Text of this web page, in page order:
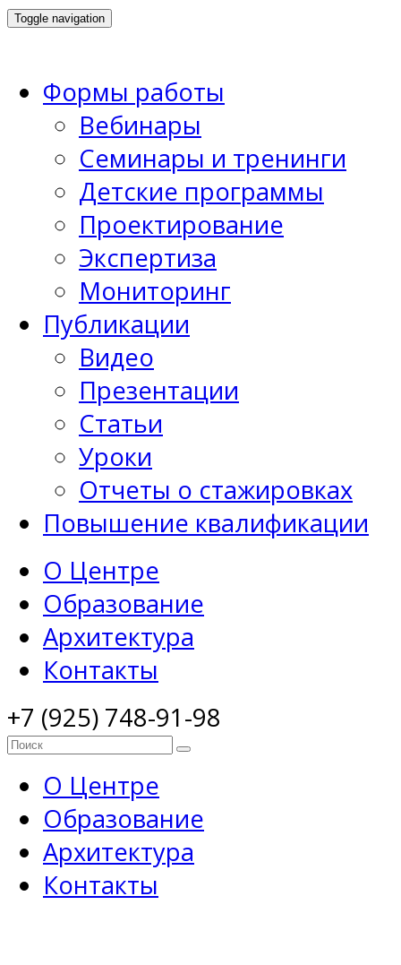
Toggle navigation
Формы работы
Вебинары
Семинары и тренинги
Детские программы
Проектирование
Экспертиза
Мониторинг
Публикации
Видео
Презентации
Статьи
Уроки
Отчеты о стажировках
Повышение квалификации
О Центре
Образование
Архитектура
Контакты
+7 (925) 748-91-98
О Центре
Образование
Архитектура
Контакты